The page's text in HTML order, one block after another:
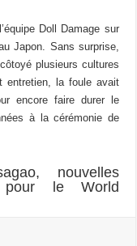
Doll Damage sur
Japon. Sans surprise,
plusieurs cultures
entretien, la foule avait
encore faire durer le
à la cérémonie de
nouvelles
pour le World